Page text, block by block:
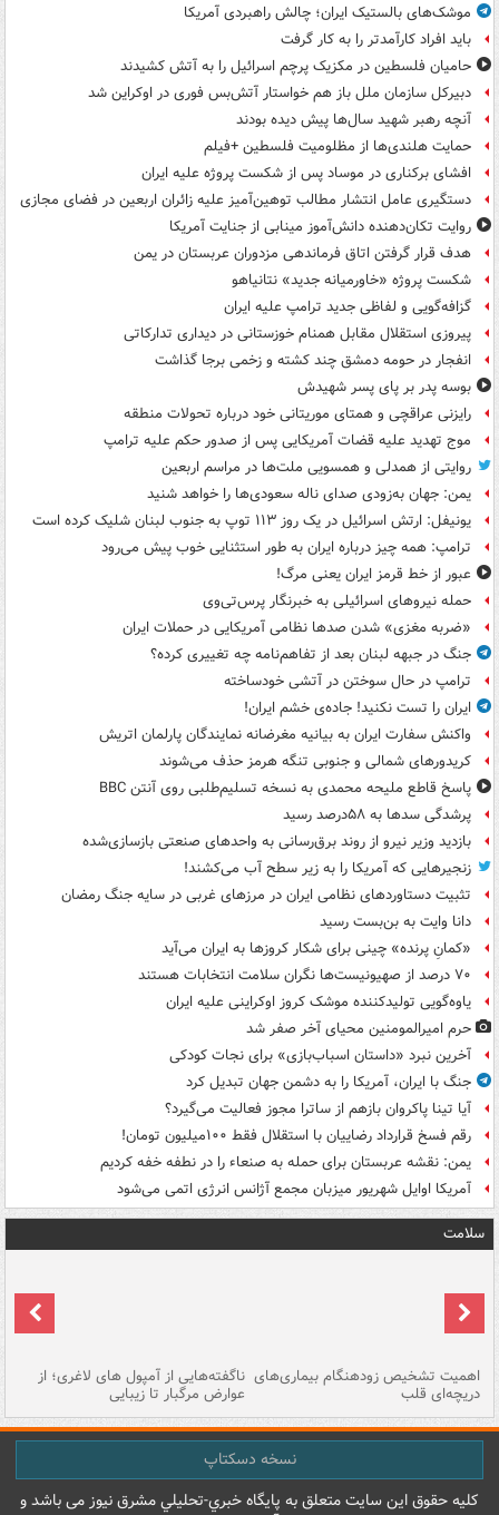
موشک‌های بالستیک ایران؛ چالش راهبردی آمریکا
باید افراد کارآمدتر را به کار گرفت
حامیان فلسطین در مکزیک پرچم اسرائیل را به آتش کشیدند
دبیرکل سازمان ملل باز هم خواستار آتش‌بس فوری در اوکراین شد
آنچه رهبر شهید سال‌ها پیش دیده بودند
حمایت هلندی‌ها از مظلومیت فلسطین +فیلم
افشای برکناری در موساد پس از شکست پروژه علیه ایران
دستگیری عامل انتشار مطالب توهین‌آمیز علیه زائران اربعین در فضای مجازی
روایت تکان‌دهنده دانش‌آموز مینابی از جنایت آمریکا
هدف قرار گرفتن اتاق‌ فرماندهی مزدوران عربستان در یمن
شکست پروژه «خاورمیانه جدید» نتانیاهو
گزافه‌گویی و لفاظی جدید ترامپ علیه ایران
پیروزی استقلال مقابل همنام خوزستانی در دیداری تدارکاتی
انفجار در حومه دمشق چند کشته و زخمی برجا گذاشت
بوسه‌ پدر بر پای پسر شهیدش
رایزنی عراقچی و همتای موریتانی خود درباره تحولات منطقه
موج تهدید علیه قضات آمریکایی پس از صدور حکم علیه ترامپ
روایتی از همدلی و همسویی ملت‌ها در مراسم اربعین
یمن: جهان به‌زودی صدای ناله سعودی‌ها را خواهد شنید
یونیفل: ارتش اسرائیل در یک روز ۱۱۳ توپ به جنوب لبنان شلیک کرده است
ترامپ: همه چیز درباره ایران به طور استثنایی خوب پیش می‌رود
عبور از خط قرمز ایران یعنی مرگ!
حمله نیروهای اسرائیلی به خبرنگار پرس‌تی‌وی
«ضربه مغزی» شدن صدها نظامی آمریکایی در حملات ایران
جنگ در جبهه لبنان بعد از تفاهم‌نامه چه تغییری کرده؟
ترامپ در حال سوختن در آتشی خودساخته
ایران را تست نکنید! جاده‌ی خشم ایران!
واکنش سفارت ایران به بیانیه مغرضانه نمایندگان پارلمان اتریش
کریدورهای شمالی و جنوبی تنگه هرمز حذف می‌شوند
پاسخ قاطع ملیحه محمدی به نسخه تسلیم‌طلبی روی آنتن BBC
پرشدگی سدها به ۵۸درصد رسید
بازدید وزیر نیرو از روند برق‌رسانی به واحدهای صنعتی بازسازی‌شده
زنجیرهایی که آمریکا را به زیر سطح آب می‌کشند!
تثبیت دستاوردهای نظامی ایران در مرزهای غربی در سایه جنگ رمضان
دانا وایت به بن‌بست رسید
«کمانِ پرنده» چینی برای شکار کروزها به ایران می‌آید
۷۰ درصد از صهیونیست‌ها نگران سلامت انتخابات هستند
یاوه‌گویی تولیدکننده موشک کروز اوکراینی علیه ایران
حرم امیرالمومنین محیای آخر صفر شد
آخرین نبرد «داستان اسباب‌بازی» برای نجات کودکی
جنگ با ایران، آمریکا را به دشمن جهان تبدیل کرد
آیا تینا پاکروان بازهم از ساترا مجوز فعالیت می‌گیرد؟
رقم فسخ قرارداد رضاییان با استقلال فقط ۱۰۰میلیون تومان!
یمن: نقشه عربستان برای حمله به صنعاء را در نطفه خفه کردیم
آمریکا اوایل شهریور میزبان مجمع آژانس انرژی اتمی می‌شود
سلامت
اهمیت تشخیص زودهنگام بیماری‌های
دریچه‌ای قلب
ناگفته‌هایی از آمپول های لاغری؛ از
عوارض مرگبار تا زیبایی
نسخه دسکتاپ
کليه حقوق اين سايت متعلق به پایگاه خبري-تحليلي مشرق نيوز می باشد و